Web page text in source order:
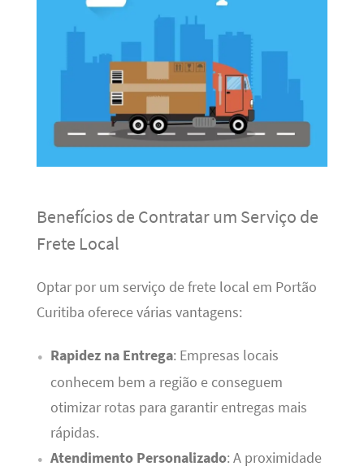
Benefícios de Contratar um Serviço de
Frete Local
Optar por um serviço de frete local em Portão
Curitiba oferece várias vantagens:
Rapidez na Entrega: Empresas locais
conhecem bem a região e conseguem
otimizar rotas para garantir entregas mais
rápidas.
Atendimento Personalizado: A proximidade